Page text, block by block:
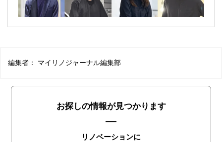
編集者： マイリノジャーナル編集部
お探しの情報が見つかります
リノベーションに